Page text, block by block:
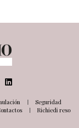
Seguridad
Richiedi reso